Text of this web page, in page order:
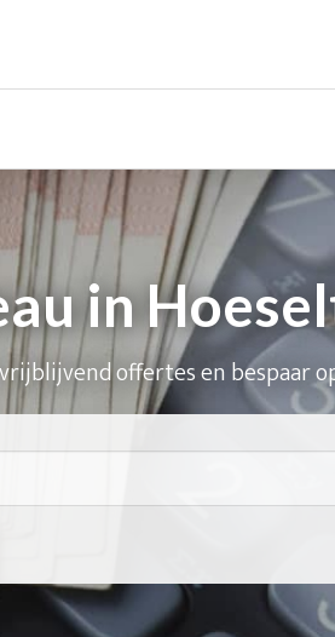
in
offertes en bespaar